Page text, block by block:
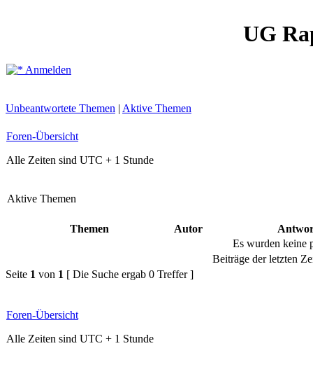
UG
Anmelden
Unbeantwortete Themen | Aktive Themen
Foren-Übersicht
Alle Zeiten sind UTC + 1 Stunde
Aktive Themen
Themen Autor
Es wurden keine
Beiträge der letzten
Seite 1 von 1 [ Die Suche ergab 0 Treffer ]
Foren-Übersicht
Alle Zeiten sind UTC + 1 Stunde